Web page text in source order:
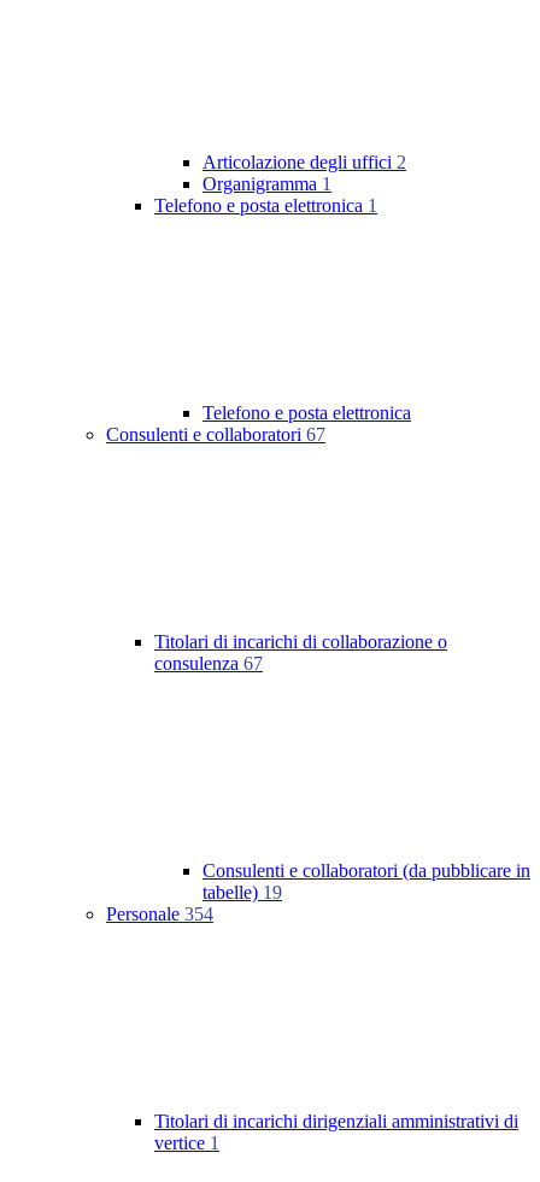
Articolazione degli uffici 2
Organigramma 1
Telefono e posta elettronica 1
Telefono e posta elettronica
Consulenti e collaboratori 67
Titolari di incarichi di collaborazione o
consulenza 67
Consulenti e collaboratori (da pubblicare in
tabelle) 19
Personale 354
Titolari di incarichi dirigenziali amministrativi di
vertice 1